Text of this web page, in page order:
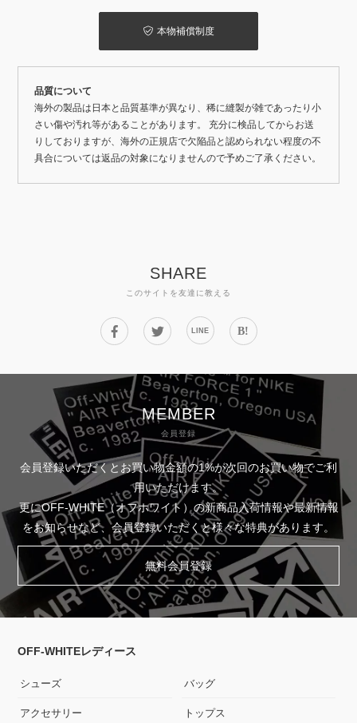
本物補償制度
品質について
海外の製品は日本と品質基準が異なり、稀に縫製が雑であったり小
さい傷や汚れ等があることがあります。 充分に検品してからお送
りしておりますが、海外の正規店で欠陥品と認められない程度の不
具合については返品の対象になりませんので予めご了承ください。
SHARE
このサイトを友達に教える
LINE B!
MEMBER
会員登録
会員登録いただくとお買い物金額の1%が次回のお買い物でご利
用いただけます。
更にOFF-WHITE（オフホワイト）の新商品入荷情報や最新情報
をお知らせなど、会員登録いただくと様々な特典があります。
無料会員登録
OFF-WHITEレディース
シューズ バッグ
アクセサリー トップス